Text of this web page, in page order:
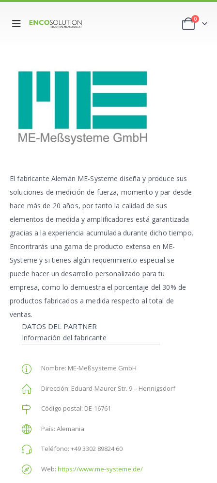
0
El fabricante Alemán ME-Systeme diseña y produce sus
soluciones de medición de fuerza, momento y par desde
hace más de 20 años, por tanto la calidad de sus
elementos de medida y amplificadores está garantizada
gracias a la experiencia acumulada durante dicho tiempo.
Encontrarás una gama de producto extensa en ME-
Systeme y si tienes algún requerimiento especial se
puede hacer un desarrollo personalizado para tu
empresa, como lo demuestra el porcentaje del 30% de
productos fabricados a medida respecto al total de
ventas.
DATOS DEL PARTNER
Información del fabricante
Nombre: ME-Meßsysteme GmbH
Dirección: Eduard-Maurer Str. 9 – Hennigsdorf
Código postal: DE-16761
País: Alemania
Teléfono: +49 3302 89824 60
Web: https://www.me-systeme.de/